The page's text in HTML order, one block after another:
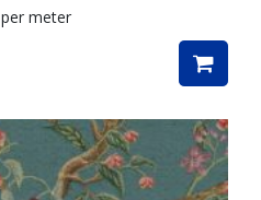
per meter